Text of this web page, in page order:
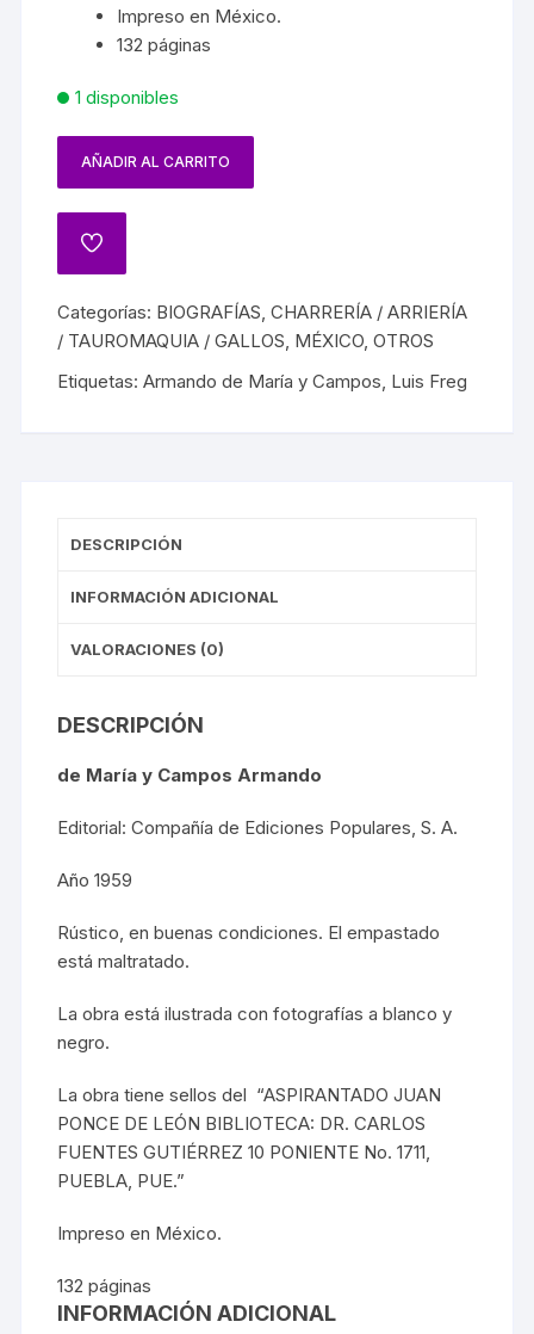
Impreso en México.
132 páginas
1 disponibles
AÑADIR AL CARRITO
Categorías: BIOGRAFÍAS,CHARRERÍA / ARRIERÍA
/ TAUROMAQUIA / GALLOS, MÉXICO,OTROS
Etiquetas:Armando de María y Campos, Luis Freg
DESCRIPCIÓN
INFORMACIÓN ADICIONAL
VALORACIONES (0)
DESCRIPCIÓN
de María y Campos Armando
Editorial: Compañía de Ediciones Populares, S. A.
Año 1959
Rústico, en buenas condiciones. El empastado
está maltratado.
La obra está ilustrada con fotografías a blanco y
negro.
La obra tiene sellos del “ASPIRANTADO JUAN
PONCE DE LEÓN BIBLIOTECA: DR. CARLOS
FUENTES GUTIÉRREZ 10 PONIENTE No. 1711,
PUEBLA, PUE.”
Impreso en México.
132 páginas
INFORMACIÓN ADICIONAL